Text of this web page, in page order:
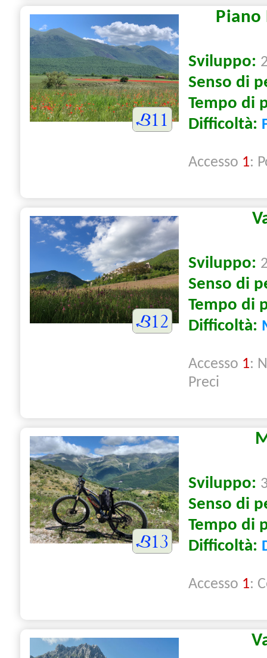
Piano
Sviluppo:
Senso di
Tempo di
Difficoltà:
Accesso 1:
Sviluppo:
Senso di
Tempo di
Difficoltà:
Accesso 1:
Preci
Sviluppo:
Senso di
Tempo di
Difficoltà:
Accesso 1: